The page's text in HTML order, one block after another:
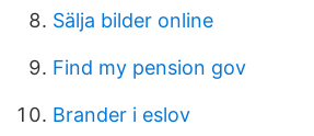
Sälja bilder online
Find my pension gov
Brander i eslov